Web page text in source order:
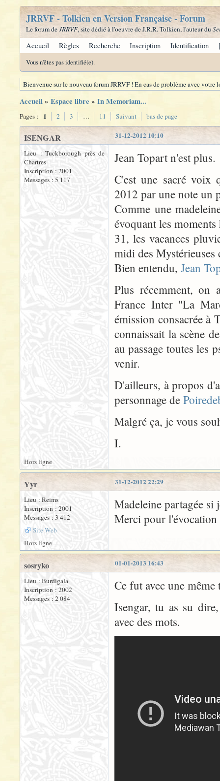
JRRVF - Tolkien en Version Française - Forum
Le forum deJRRVF, site dédié à l'oeuvre de J.R.R. Tolkien, l'auteur du
Accueil Règles Recherche Inscription Identification
Vous n'êtes pas identifié(e).
Bienvenue sur le nouveau forum JRRVF ! En cas de problème avec
Accueil» Espace libre » In Memoriam...
Pages : 1 2 3 … 11 Suivant bas de page
31-12-2012 10:10
ISENGAR
Lieu : Tuckborough près de
Chartres
Inscription : 2001
Messages : 5 117
Jean Topart n'est plus.
C'est une sacré voix
2012 par une note un
Comme une
évoquant les
31, les vacances
midi des Mystérieuses
Bien entendu, Jean
Plus récemment, on
France Inter "La
émission consacrée à
connaissait la scène
au passage toutes les
venir.
D'ailleurs, à propos
personnage de
Malgré ça, je vous
I.
Hors ligne
31-12-2012 22:29
Yyr
Lieu : Reims
Inscription : 2001
Messages : 3 412
Site Web
Madeleine partagée si
Merci pour
Hors ligne
01-01-2013 16:43
sosryko
Lieu : Burdigala
Inscription : 2002
Messages : 2 084
Ce fut avec une
Isengar, tu as su
avec des mots.